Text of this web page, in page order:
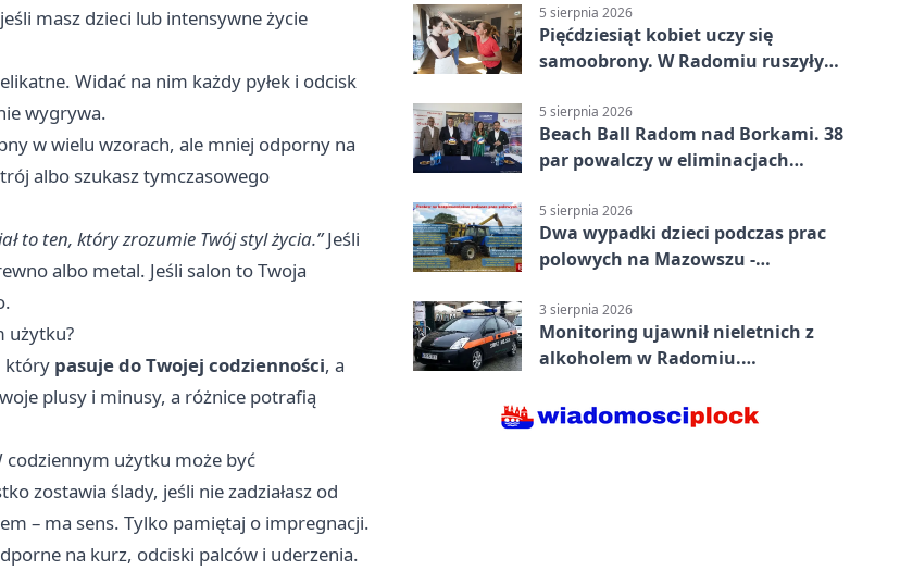
masz dzieci lub intensywne życie
Widać na nim każdy pyłek i odcisk
wygrywa.
w wielu wzorach, ale mniej odporny na
albo szukasz tymczasowego
to ten, który zrozumie Twój styl życia.”Jeśli
albo metal. Jeśli salon to Twoja
użytku?
który pasuje do Twojej codzienności, a
plusy i minusy, a różnice potrafią
codziennym użytku może być
zostawia ślady, jeśli nie zadziałasz od
– ma sens. Tylko pamiętaj o impregnacji.
na kurz, odciski palców i uderzenia.
5 sierpnia 2026
Pięćdziesiąt kobiet uczy się
samoobrony. W Radomiu ruszyły
5 sierpnia 2026
Beach Ball Radom nad Borkami. 38
par powalczy w eliminacjach
5 sierpnia 2026
Dwa wypadki dzieci podczas prac
polowych na Mazowszu -
3 sierpnia 2026
Monitoring ujawnił nieletnich z
alkoholem w Radomiu.